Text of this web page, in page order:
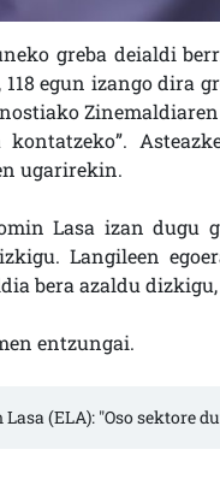
greba deialdi
118 egun izango dira
ugarirekin.
Lasa izan dugu
Langileen
bera azaldu dizkigu,
entzungai.
(ELA): "Oso sektore